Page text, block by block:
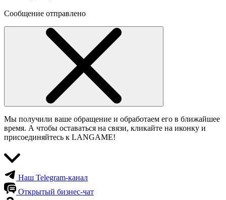
Сообщение отправлено
Мы получили ваше обращение и обработаем его в ближайшее
время. А чтобы оставаться на связи, кликайте на иконку и
присоединяйтесь к LANGAME!
Наш Telegram-канал
Открытый бизнес-чат